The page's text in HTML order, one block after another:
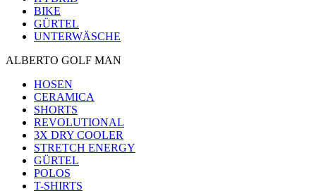
BIKE
GÜRTEL
UNTERWÄSCHE
ALBERTO GOLF MAN
HOSEN
CERAMICA
SHORTS
REVOLUTIONAL
3X DRY COOLER
STRETCH ENERGY
GÜRTEL
POLOS
T-SHIRTS